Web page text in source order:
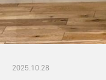
2025.10.28